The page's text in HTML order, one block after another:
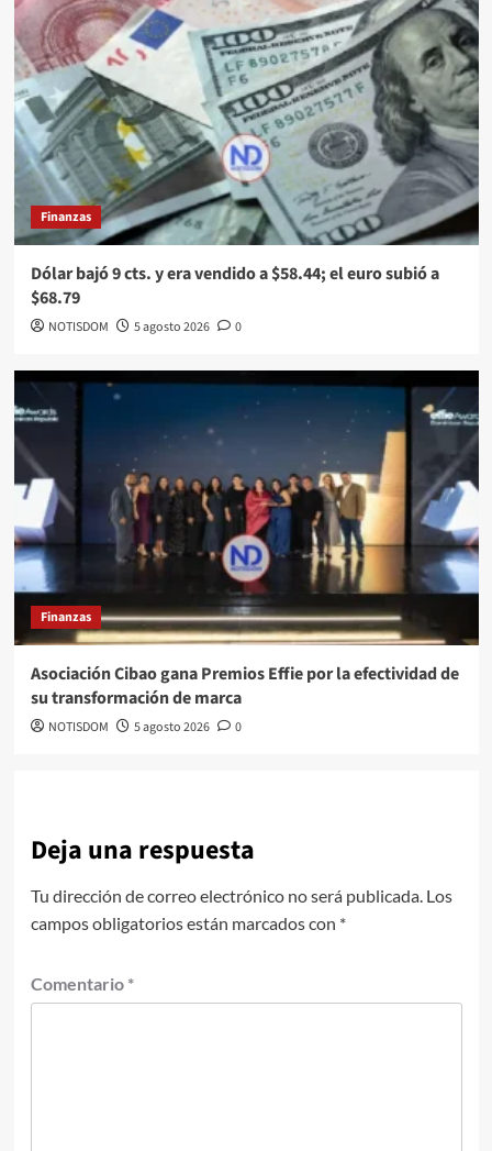
Finanzas
Dólar bajó 9 cts. y era vendido a $58.44; el euro subió a
$68.79
NOTISDOM 5 agosto 2026 0
Finanzas
Asociación Cibao gana Premios Effie por la efectividad de
su transformación de marca
NOTISDOM 5 agosto 2026 0
Deja una respuesta
Tu dirección de correo electrónico no será publicada. Los
campos obligatorios están marcados con *
Comentario *